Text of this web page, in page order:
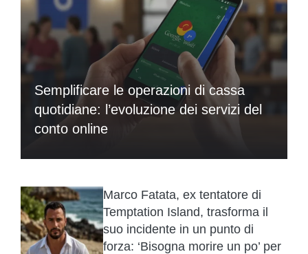
Semplificare le operazioni di cassa
quotidiane: l’evoluzione dei servizi del
conto online
Marco Fatata, ex tentatore di
Temptation Island, trasforma il
suo incidente in un punto di
forza: ‘Bisogna morire un po’ per